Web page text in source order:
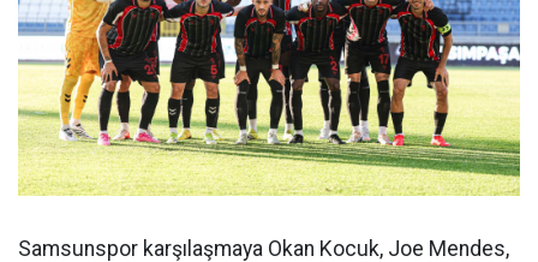
Samsunspor karşılaşmaya Okan Kocuk, Joe Mendes,